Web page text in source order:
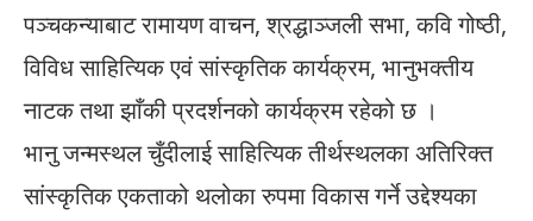
पञ्चकन्याबाट रामायण वाचन, श्रद्धाञ्जली सभा, कवि गोष्ठी,
विविध साहित्यिक एवं सांस्कृतिक कार्यक्रम, भानुभक्तीय
नाटक तथा झाँकी प्रदर्शनको कार्यक्रम रहेको छ ।
भानु जन्मस्थल चुँदीलाई साहित्यिक तीर्थस्थलका अतिरिक्त
सांस्कृतिक एकताको थलोका रुपमा विकास गर्ने उद्देश्यका